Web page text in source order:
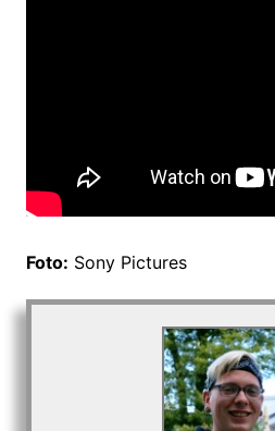
Foto: Sony Pictures